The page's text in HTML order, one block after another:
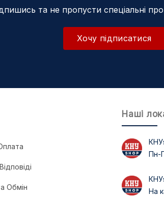
та не пропусти спеціальні
Хочу підписатися
Обмін
Наші
Пн-
На